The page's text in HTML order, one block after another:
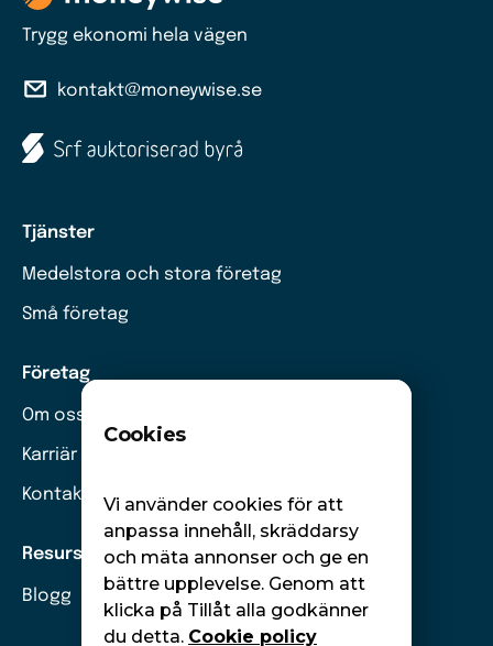
Trygg ekonomi hela vägen
kontakt@moneywise.se
Tjänster
Medelstora och stora företag
Små företag
Företag
Om oss
Karriär
Kontakt
Resurser
Blogg
Cookies
Vi använder cookies för att
anpassa innehåll, skräddarsy
och mäta annonser och ge en
bättre upplevelse. Genom att
klicka på Tillåt alla godkänner
du detta. Cookie policy